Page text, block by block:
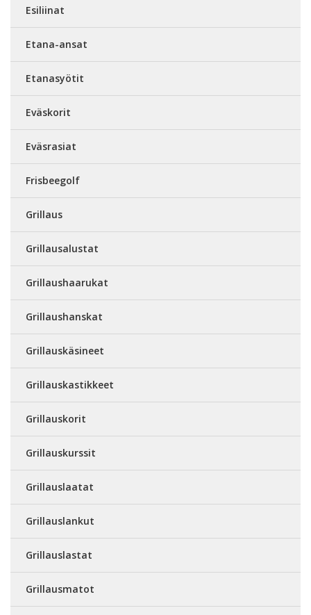
Esiliinat
Etana-ansat
Etanasyötit
Eväskorit
Eväsrasiat
Frisbeegolf
Grillaus
Grillausalustat
Grillaushaarukat
Grillaushanskat
Grillauskäsineet
Grillauskastikkeet
Grillauskorit
Grillauskurssit
Grillauslaatat
Grillauslankut
Grillauslastat
Grillausmatot